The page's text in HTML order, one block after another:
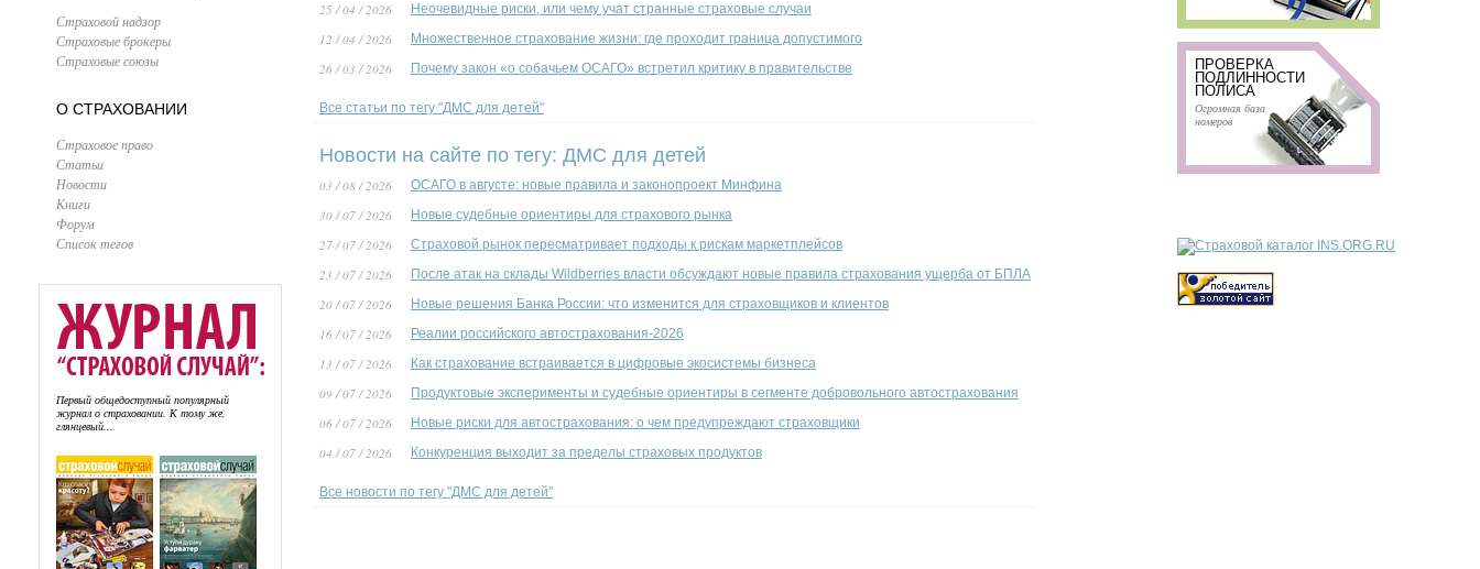
Страховой надзор
Страховые брокеры
Страховые союзы
О СТРАХОВАНИИ
Страховое право
Статьи
Новости
Книги
Форум
Список тегов
Первый общедоступный популярный
журнал о страховании. К тому же,
глянцевый...
25 / 04 / 2026 Неочевидные риски, или чему учат странные страховые случаи
12 / 04 / 2026 Множественное страхование жизни: где проходит граница допустимого
26 / 03 / 2026 Почему закон «о собачьем ОСАГО» встретил критику в правительстве
Все статьи по тегу "ДМС для детей"
Новости на сайте по тегу: ДМС для детей
03 / 08 / 2026 ОСАГО в августе: новые правила и законопроект Минфина
30 / 07 / 2026 Новые судебные ориентиры для страхового рынка
27 / 07 / 2026 Страховой рынок пересматривает подходы к рискам маркетплейсов
23 / 07 / 2026 После атак на склады Wildberries власти обсуждают новые правила страхования ущерба от БПЛА
20 / 07 / 2026 Новые решения Банка России: что изменится для страховщиков и клиентов
16 / 07 / 2026 Реалии российского автострахования-2026
13 / 07 / 2026 Как страхование встраивается в цифровые экосистемы бизнеса
09 / 07 / 2026 Продуктовые эксперименты и судебные ориентиры в сегменте добровольного автострахования
06 / 07 / 2026 Новые риски для автострахования: о чем предупреждают страховщики
04 / 07 / 2026 Конкуренция выходит за пределы страховых продуктов
Все новости по тегу "ДМС для детей"
ПРОВЕРКА
ПОДЛИННОСТИ
ПОЛИСА
Огромная база
номеров